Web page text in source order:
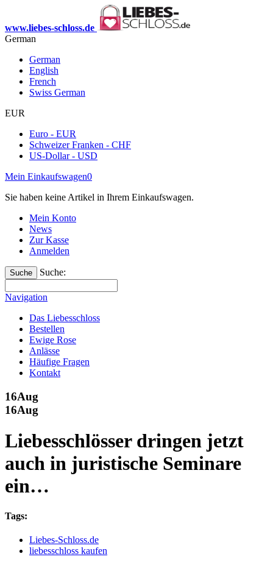
www.liebes-schloss.de
German
German
English
French
Swiss German
EUR
Euro - EUR
Schweizer Franken - CHF
US-Dollar - USD
Mein Einkaufswagen0
Sie haben keine Artikel in Ihrem Einkaufswagen.
Mein Konto
News
Zur Kasse
Anmelden
Suche Suche:
Navigation
Das Liebesschloss
Bestellen
Ewige Rose
Anlässe
Häufige Fragen
Kontakt
16Aug
16Aug
Liebesschlösser dringen jetzt
auch in juristische Seminare
ein…
Tags:
Liebes-Schloss.de
liebesschloss kaufen